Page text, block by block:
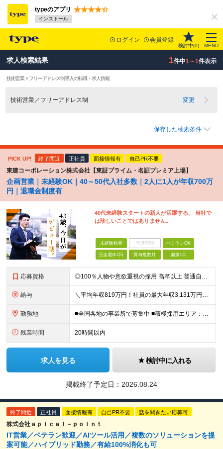
typeのアプリ
インストール
ログイン 会員登録
検討中(0) MENU
求人検索結果 1件中1～1件表示
技術営業 × フリーアドレス制導入の転職・求人情報
技術営業／フリーアドレス制 変更
保存した検索条件
PICK UP! 終了間近 正社員 面接情報有 自己PR不要
東建コーポレーション株式会社【東証プライム・名証プレミア上場】
企画営業｜未経験OK｜40～50代入社多数｜2人に1人が年収700万
円｜退職金制度有
40代未経験スタートの新人が活躍する。 当社で
は珍しいことではありません。
未経験歓迎 学歴不問 ベテランOK
完全週休2日 賞与複数月 面接1回
応募資格 ◎100％人物や意欲重視の採用 高卒以上 普通自動車第一種運転免許取得者（AT限定可） ★職歴は全く問いません！ 前向きにコツコツと向き合える方であれば結果がついてくるお仕事です。 現職・無職、正社
給与 ＼平均年収819万円！社員の最大年収3,131万円／ ＼2人に1人が年収700万円以上／ ＼5人に1人が年収1,000万円以上！／ 固定給だけで、年収524万円も可能！ インセンティブだけでなく固定給
勤務地 ■全国各地の事業所で募集中 ■積極採用エリア：東京・神奈川・埼玉・千葉・愛知 ※希望の勤務地で働ける！通勤可能な事業所を選定していきます ※地元に戻って働きたいUターン希望者も歓迎します！ ※社用車を
残業時間 20時間以内
求人を見る 検討中に入れる
掲載終了予定日： 2026.08.24
終了間近 正社員 面接情報有 自己PR不要 話を聞きたい応募可
株式会社ａｐｉｃａｌ－ｐｏｉｎｔ
IT営業／ベテラン歓迎／AIツール活用／複数のソリューションを提
案可能／ハイブリッド勤務／有給100%消化も可